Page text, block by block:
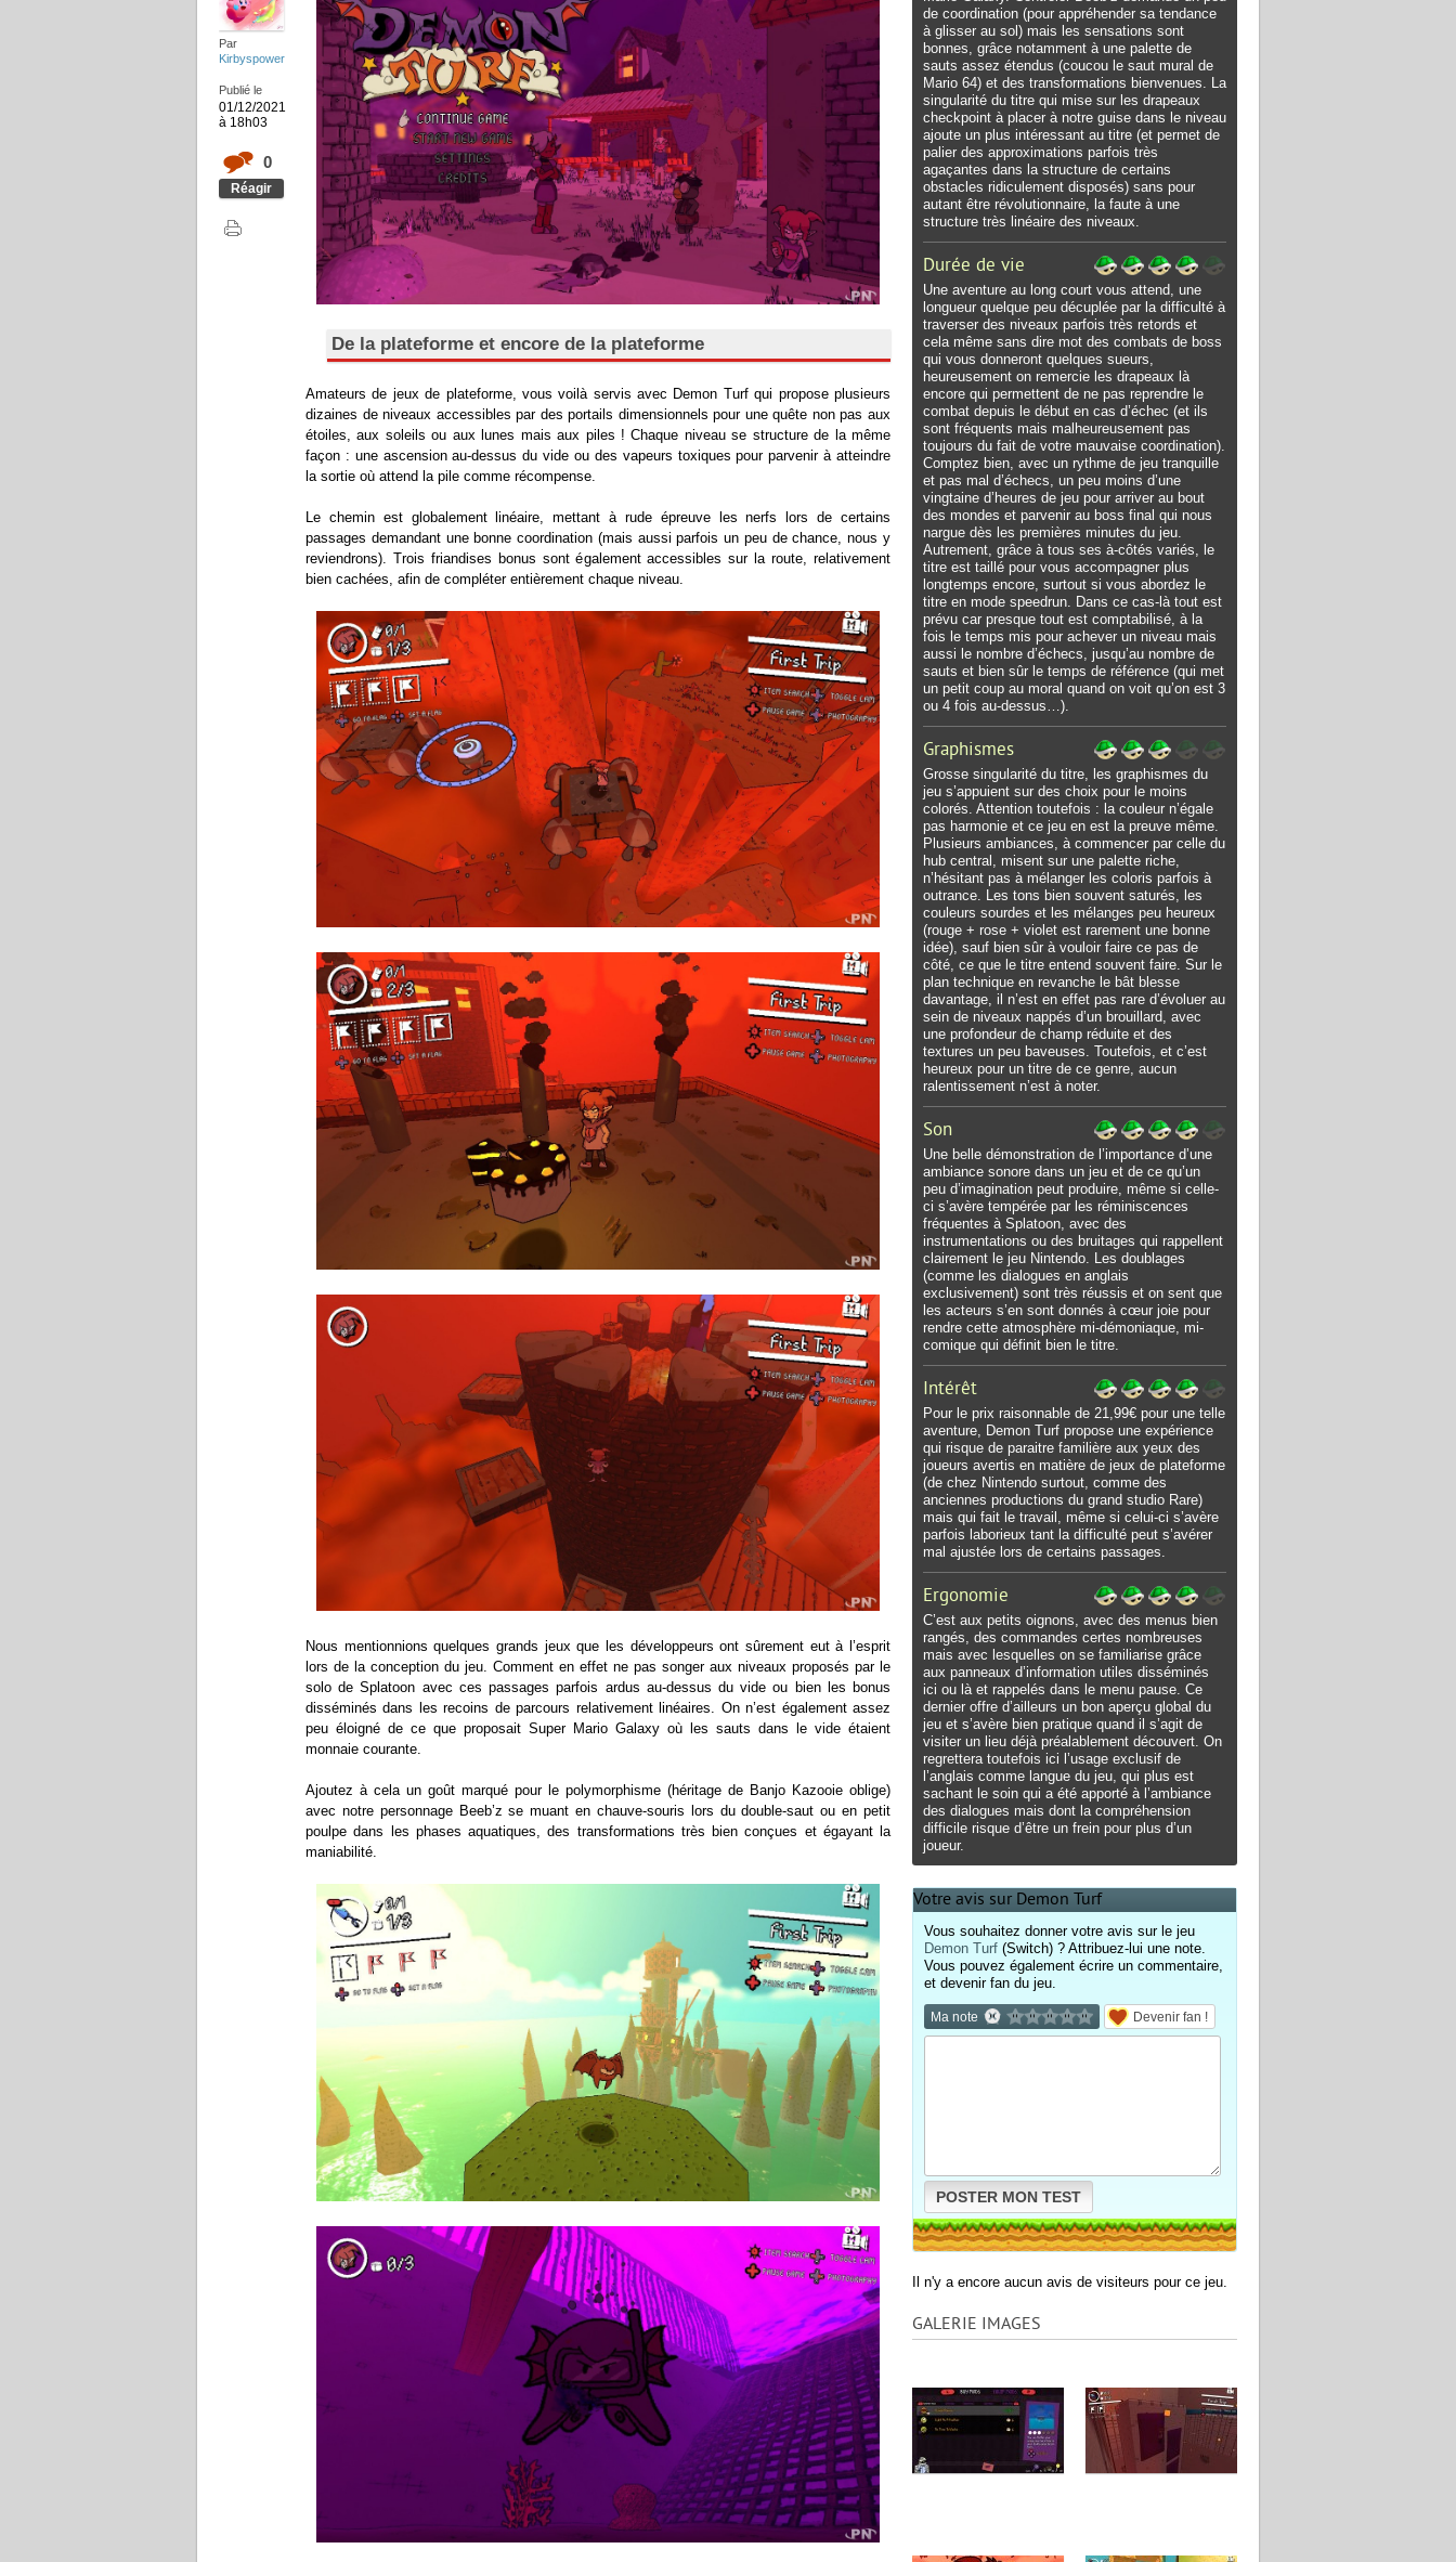
Par
Kirbyspower
Publié le
01/12/2021
à 18h03
0
Réagir
De la plateforme et encore de la plateforme
Amateurs de jeux de plateforme, vous voilà servis avec Demon Turf qui propose plusieurs
dizaines de niveaux accessibles par des portails dimensionnels pour une quête non pas aux
étoiles, aux soleils ou aux lunes mais aux piles ! Chaque niveau se structure de la même
façon : une ascension au-dessus du vide ou des vapeurs toxiques pour parvenir à atteindre
la sortie où attend la pile comme récompense.
Le chemin est globalement linéaire, mettant à rude épreuve les nerfs lors de certains
passages demandant une bonne coordination (mais aussi parfois un peu de chance, nous y
reviendrons). Trois friandises bonus sont également accessibles sur la route, relativement
bien cachées, afin de compléter entièrement chaque niveau.
Nous mentionnions quelques grands jeux que les développeurs ont sûrement eut à l’esprit
lors de la conception du jeu. Comment en effet ne pas songer aux niveaux proposés par le
solo de Splatoon avec ces passages parfois ardus au-dessus du vide ou bien les bonus
disséminés dans les recoins de parcours relativement linéaires. On n’est également assez
peu éloigné de ce que proposait Super Mario Galaxy où les sauts dans le vide étaient
monnaie courante.
Ajoutez à cela un goût marqué pour le polymorphisme (héritage de Banjo Kazooie oblige)
avec notre personnage Beeb’z se muant en chauve-souris lors du double-saut ou en petit
poulpe dans les phases aquatiques, des transformations très bien conçues et égayant la
maniabilité.
de coordination (pour appréhender sa tendance
à glisser au sol) mais les sensations sont
bonnes, grâce notamment à une palette de
sauts assez étendus (coucou le saut mural de
Mario 64) et des transformations bienvenues. La
singularité du titre qui mise sur les drapeaux
checkpoint à placer à notre guise dans le niveau
ajoute un plus intéressant au titre (et permet de
palier des approximations parfois très
agaçantes dans la structure de certains
obstacles ridiculement disposés) sans pour
autant être révolutionnaire, la faute à une
structure très linéaire des niveaux.
Durée de vie
Une aventure au long court vous attend, une
longueur quelque peu décuplée par la difficulté à
traverser des niveaux parfois très retords et
cela même sans dire mot des combats de boss
qui vous donneront quelques sueurs,
heureusement on remercie les drapeaux là
encore qui permettent de ne pas reprendre le
combat depuis le début en cas d’échec (et ils
sont fréquents mais malheureusement pas
toujours du fait de votre mauvaise coordination).
Comptez bien, avec un rythme de jeu tranquille
et pas mal d’échecs, un peu moins d’une
vingtaine d’heures de jeu pour arriver au bout
des mondes et parvenir au boss final qui nous
nargue dès les premières minutes du jeu.
Autrement, grâce à tous ses à-côtés variés, le
titre est taillé pour vous accompagner plus
longtemps encore, surtout si vous abordez le
titre en mode speedrun. Dans ce cas-là tout est
prévu car presque tout est comptabilisé, à la
fois le temps mis pour achever un niveau mais
aussi le nombre d’échecs, jusqu’au nombre de
sauts et bien sûr le temps de référence (qui met
un petit coup au moral quand on voit qu’on est 3
ou 4 fois au-dessus…).
Graphismes
Grosse singularité du titre, les graphismes du
jeu s’appuient sur des choix pour le moins
colorés. Attention toutefois : la couleur n’égale
pas harmonie et ce jeu en est la preuve même.
Plusieurs ambiances, à commencer par celle du
hub central, misent sur une palette riche,
n’hésitant pas à mélanger les coloris parfois à
outrance. Les tons bien souvent saturés, les
couleurs sourdes et les mélanges peu heureux
(rouge + rose + violet est rarement une bonne
idée), sauf bien sûr à vouloir faire ce pas de
côté, ce que le titre entend souvent faire. Sur le
plan technique en revanche le bât blesse
davantage, il n’est en effet pas rare d’évoluer au
sein de niveaux nappés d’un brouillard, avec
une profondeur de champ réduite et des
textures un peu baveuses. Toutefois, et c’est
heureux pour un titre de ce genre, aucun
ralentissement n’est à noter.
Son
Une belle démonstration de l’importance d’une
ambiance sonore dans un jeu et de ce qu’un
peu d’imagination peut produire, même si celle-
ci s’avère tempérée par les réminiscences
fréquentes à Splatoon, avec des
instrumentations ou des bruitages qui rappellent
clairement le jeu Nintendo. Les doublages
(comme les dialogues en anglais
exclusivement) sont très réussis et on sent que
les acteurs s’en sont donnés à cœur joie pour
rendre cette atmosphère mi-démoniaque, mi-
comique qui définit bien le titre.
Intérêt
Pour le prix raisonnable de 21,99€ pour une telle
aventure, Demon Turf propose une expérience
qui risque de paraitre familière aux yeux des
joueurs avertis en matière de jeux de plateforme
(de chez Nintendo surtout, comme des
anciennes productions du grand studio Rare)
mais qui fait le travail, même si celui-ci s’avère
parfois laborieux tant la difficulté peut s’avérer
mal ajustée lors de certains passages.
Ergonomie
C’est aux petits oignons, avec des menus bien
rangés, des commandes certes nombreuses
mais avec lesquelles on se familiarise grâce
aux panneaux d’information utiles disséminés
ici ou là et rappelés dans le menu pause. Ce
dernier offre d’ailleurs un bon aperçu global du
jeu et s’avère bien pratique quand il s’agit de
visiter un lieu déjà préalablement découvert. On
regrettera toutefois ici l’usage exclusif de
l’anglais comme langue du jeu, qui plus est
sachant le soin qui a été apporté à l’ambiance
des dialogues mais dont la compréhension
difficile risque d’être un frein pour plus d’un
joueur.
Votre avis sur Demon Turf
Vous souhaitez donner votre avis sur le jeu
Demon Turf (Switch) ? Attribuez-lui une note.
Vous pouvez également écrire un commentaire,
et devenir fan du jeu.
Ma note Devenir fan !
POSTER MON TEST
Il n'y a encore aucun avis de visiteurs pour ce jeu.
GALERIE IMAGES